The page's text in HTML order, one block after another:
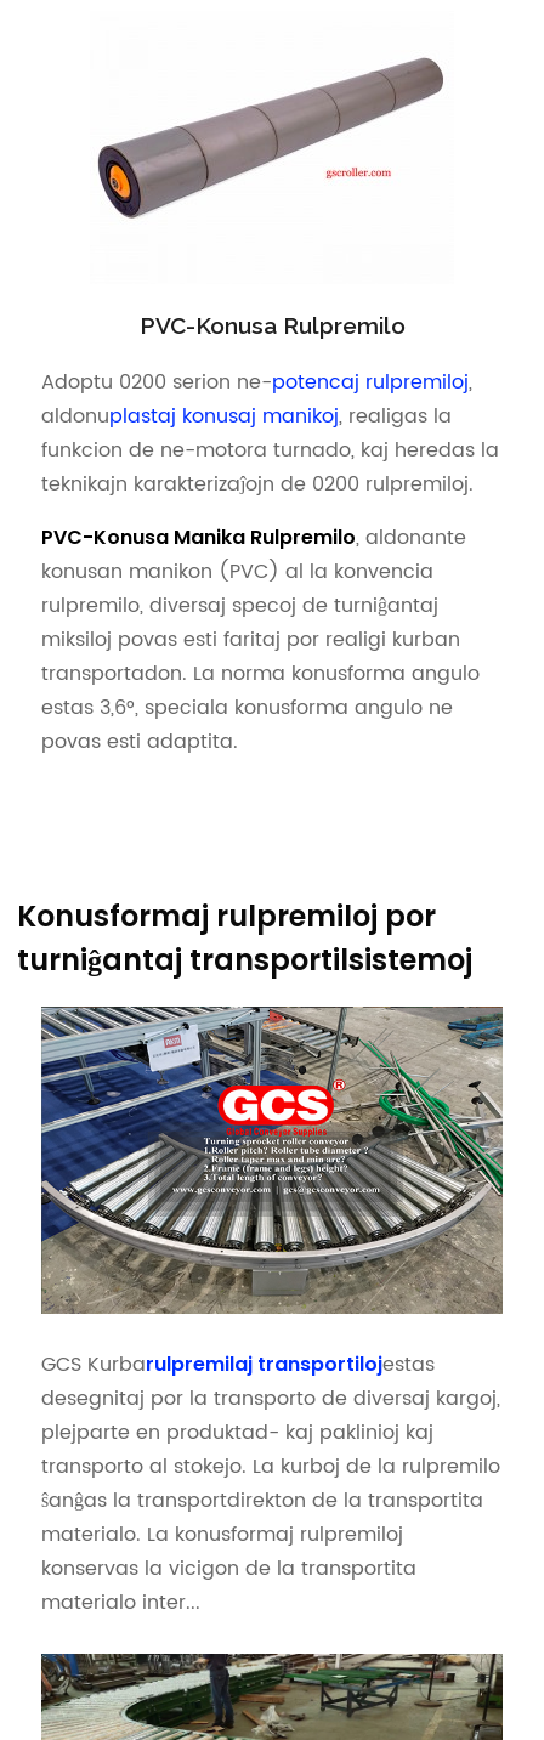
PVC-Konusa Rulpremilo
Adoptu 0200 serion ne-potencaj rulpremiloj,
aldonuplastaj konusaj manikoj, realigas la
funkcion de ne-motora turnado, kaj heredas la
teknikajn karakterizaĵojn de 0200 rulpremiloj.
PVC-Konusa Manika Rulpremilo, aldonante
konusan manikon (PVC) al la konvencia
rulpremilo, diversaj specoj de turniĝantaj
miksiloj povas esti faritaj por realigi kurban
transportadon. La norma konusforma angulo
estas 3,6°, speciala konusforma angulo ne
povas esti adaptita.
Konusformaj rulpremiloj por
turniĝantaj transportilsistemoj
GCS Kurbarulpremilaj transportilojestas
desegnitaj por la transporto de diversaj kargoj,
plejparte en produktad- kaj paklinioj kaj
transporto al stokejo. La kurboj de la rulpremilo
ŝanĝas la transportdirekton de la transportita
materialo. La konusformaj rulpremiloj
konservas la vicigon de la transportita
materialo inter...